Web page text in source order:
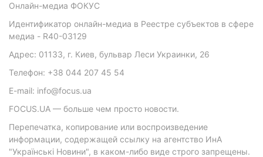
Онлайн-медиа ФОКУС
Идентификатор онлайн-медиа в Реестре субъектов в сфере
медиа - R40-03129
Адрес: 01133, г. Киев, бульвар Леси Украинки, 26
Телефон: +38 044 207 45 54
E-mail: info@focus.ua
FOCUS.UA — больше чем просто новости.
Перепечатка, копирование или воспроизведение
информации, содержащей ссылку на агентство ИнА
"Українські Новини", в каком-либо виде строго запрещены.